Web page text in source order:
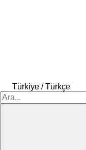
Türkiye / Türkçe